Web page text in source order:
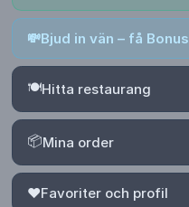
💸Bjud in vän – få Bonus
🍽️Hitta restaurang
📦Mina order
❤️Favoriter och profil